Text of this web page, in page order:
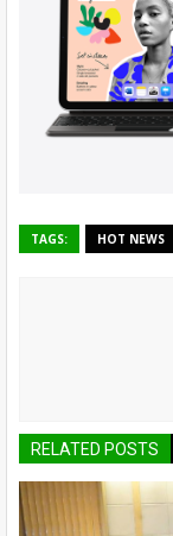
TAGS: HOT NEWS
RELATED POSTS